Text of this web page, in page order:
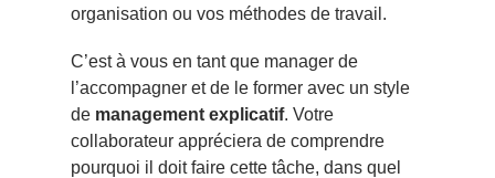
organisation ou vos méthodes de travail.
C’est à vous en tant que manager de
l’accompagner et de le former avec un style
de management explicatif. Votre
collaborateur appréciera de comprendre
pourquoi il doit faire cette tâche, dans quel